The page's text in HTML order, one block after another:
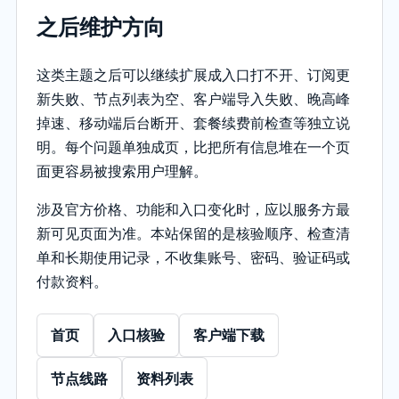
之后维护方向
这类主题之后可以继续扩展成入口打不开、订阅更
新失败、节点列表为空、客户端导入失败、晚高峰
掉速、移动端后台断开、套餐续费前检查等独立说
明。每个问题单独成页，比把所有信息堆在一个页
面更容易被搜索用户理解。
涉及官方价格、功能和入口变化时，应以服务方最
新可见页面为准。本站保留的是核验顺序、检查清
单和长期使用记录，不收集账号、密码、验证码或
付款资料。
首页 入口核验 客户端下载
节点线路 资料列表